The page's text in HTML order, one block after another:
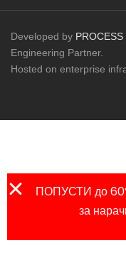
Developed by PROCESS
Engineering Partner.
Hosted on enterprise
ПОПУСТИ до
за